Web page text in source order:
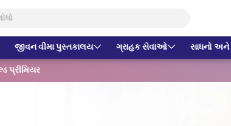
જીવન વીમા પુસ્તકાલય ગ્રાહક સેવાઓ સાધનો
પ્રીમિયર